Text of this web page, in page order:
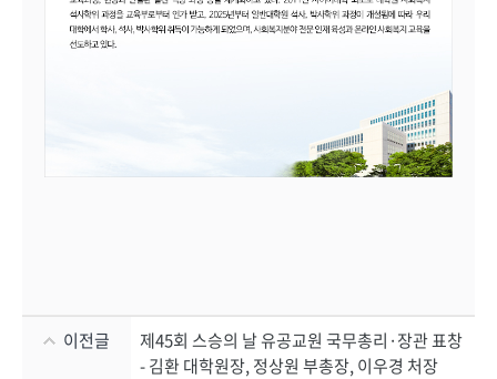
이전글
제45회 스승의 날 유공교원 국무총리·장관 표창
- 김환 대학원장, 정상원 부총장, 이우경 처장